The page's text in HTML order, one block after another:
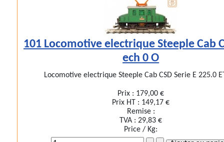
101 Locomotive electrique Steeple Cab
ech 0 O
Locomotive electrique Steeple Cab CSD Serie E 225.0
Prix : 179,00 €
Prix HT : 149,17 €
Remise :
TVA :29,83 €
Price / Kg: